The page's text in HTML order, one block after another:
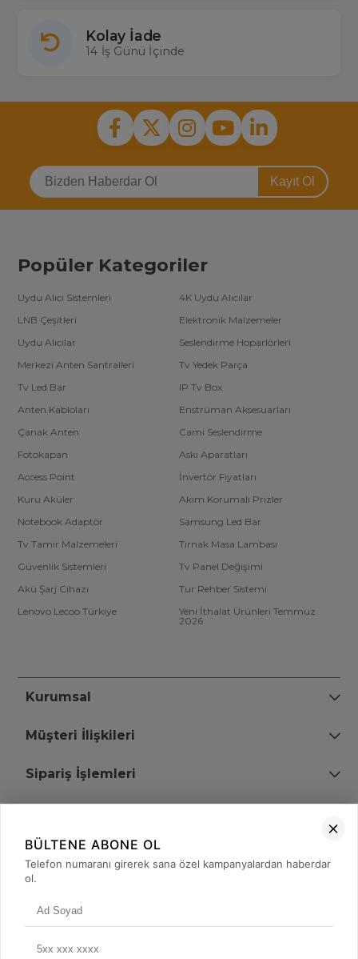
Kolay İade
14 İş Günü İçinde
Kayıt Ol
Popüler Kategoriler
Uydu Alıcı Sistemleri
4K Uydu Alıcılar
LNB Çeşitleri
Elektronik Malzemeler
Uydu Alıcılar
Seslendirme Hoparlörleri
Merkezi Anten Santralleri
Tv Yedek Parça
Tv Led Bar
IP Tv Box
Anten Kabloları
Enstrüman Aksesuarları
Çanak Anten
Cami Seslendirme
Fotokapan
Askı Aparatları
Access Point
İnvertör Fiyatları
Kuru Aküler
Akım Korumalı Prizler
Notebook Adaptör
Samsung Led Bar
Tv Tamir Malzemeleri
Tırnak Masa Lambası
Güvenlik Sistemleri
Tv Panel Değişimi
Akü Şarj Cihazı
Tur Rehber Sistemi
Lenovo Lecoo Türkiye
Yeni İthalat Ürünleri Temmuz
2026
Kurumsal
Müşteri İlişkileri
Sipariş İşlemleri
+90 (850) 473 08 08
BÜLTENE ABONE OL
Telefon numaranı girerek sana özel kampanyalardan haberdar
ol.